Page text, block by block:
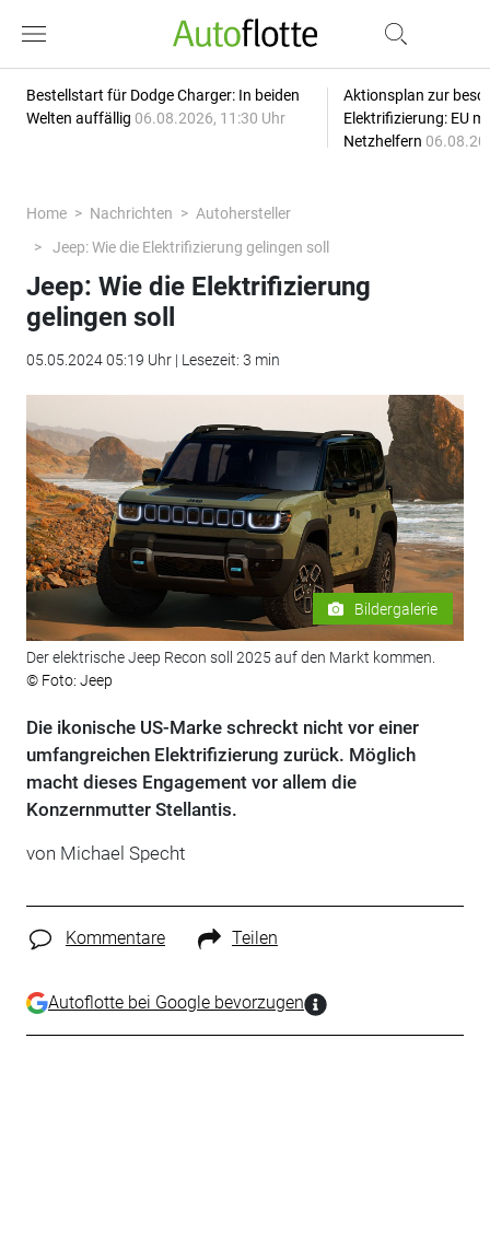
Bestellstart für Dodge Charger: In beiden
Welten auffällig 06.08.2026, 11:30 Uhr
Aktionsplan zur
Elektrifizierung: EU
Netzhelfern
Home Nachrichten
Autohersteller
Jeep: Wie die Elektrifizierung gelingen soll
Jeep: Wie die Elektrifizierung
gelingen soll
05.05.2024 05:19 Uhr | Lesezeit: 3 min
Bildergalerie
Der elektrische Jeep Recon soll 2025 auf den Markt kommen.
© Foto: Jeep
Die ikonische US-Marke schreckt nicht vor einer
umfangreichen Elektrifizierung zurück. Möglich
macht dieses Engagement vor allem die
Konzernmutter Stellantis.
von Michael Specht
Kommentare Teilen
Autoflotte bei Google bevorzugen